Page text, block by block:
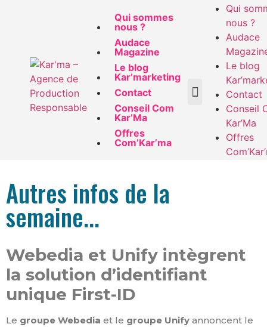
Qui sommes
nous ?
Audace
Magazine
Le blog
Kar’marketing
Contact
Conseil Com
Kar’Ma
Offres
Com’Kar’ma
Qui
nous ?
Audace
Le blog
Contact
Conseil
Kar’Ma
Offres
Autres infos de la
semaine...
Webedia et Unify intègrent
la solution d’identifiant
unique First-ID
Le groupe Webedia et le groupe Unify annoncent le